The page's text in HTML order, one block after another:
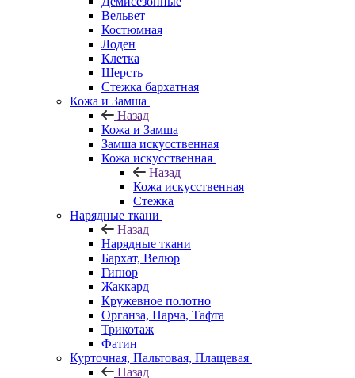
Вельвет
Костюмная
Лоден
Клетка
Шерсть
Стежка бархатная
Кожа и Замша
Назад
Кожа и Замша
Замша искусственная
Кожа искусственная
Назад
Кожа искусственная
Стежка
Нарядные ткани
Назад
Нарядные ткани
Бархат, Велюр
Гипюр
Жаккард
Кружевное полотно
Органза, Парча, Тафта
Трикотаж
Фатин
Курточная, Пальтовая, Плащевая
Назад